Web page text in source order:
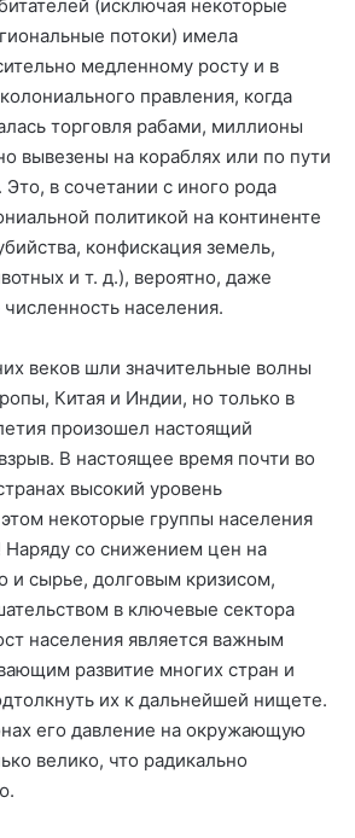
(исключая некоторые
потоки) имела
медленному росту и в
правления, когда
торговля рабами, миллионы
вывезены на кораблях или по пути
в сочетании с иного рода
политикой на континенте
конфискация земель,
и т. д.), вероятно, даже
населения.
веков шли значительные волны
Китая и Индии, но только в
произошел настоящий
В настоящее время почти во
высокий уровень
некоторые группы населения
Наряду со снижением цен на
и сырье, долговым кризисом,
в ключевые сектора
населения является важным
развитие многих стран и
их к дальнейшей нищете.
его давление на окружающую
велико, что радикально